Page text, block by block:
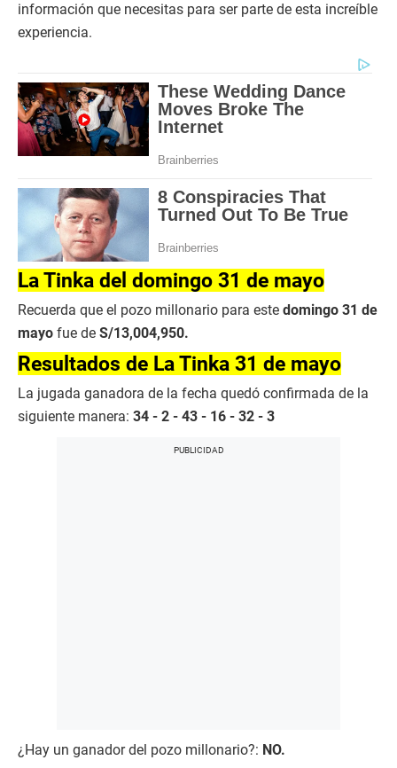
información que necesitas para ser parte de esta increíble
experiencia.
La Tinka del domingo 31 de mayo
Recuerda que el pozo millonario para este domingo 31 de
mayo fue de S/13,004,950.
Resultados de La Tinka 31 de mayo
La jugada ganadora de la fecha quedó confirmada de la
siguiente manera: 34 - 2 - 43 - 16 - 32 - 3
¿Hay un ganador del pozo millonario?: NO.